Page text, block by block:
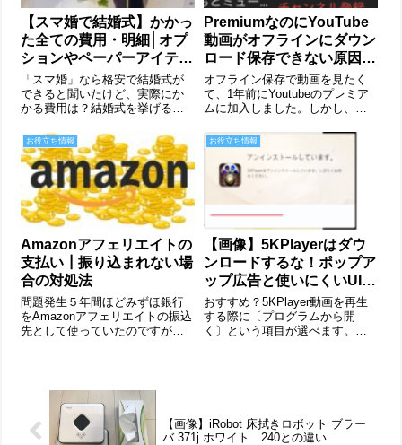
【スマ婚で結婚式】かかっ
た全ての費用・明細│オプ
ションやペーパーアイテ
ム、装花、演出など
「スマ婚」なら格安で結婚式が
できると聞いたけど、実際にか
かる費用は？結婚式を挙げるに
な部分です。ここでは、実際に
「スマ婚」で結婚式をした筆者
が最終的にいくら使ったのか全
ての費用や明細を公開します。
「スマ婚」がなぜ...
PremiumなのにYouTube
動画がオフラインにダウン
ロード保存できない原因と
解決方法
オフライン保存で動画を見たく
て、1年前にYoutubeのプレミア
ムに加入しました。しかし、
時があります。半年間いろいろ
試した結果、原因と解決方法が
わかったので紹介します。オフ
ライン保存できない原因長尺の
お役立ち情報
Amazonアフェリエイトの
支払い┃振り込まれない場
合の対処法
問題発生５年間ほどみずほ銀行
をAmazonアフェリエイトの振込
先として使っていたのですが、
年振り込まれなくなってしまい
ました。問い合わせ内容２点、
以下のよう...
お役立ち情報
【画像】5KPlayerはダウ
ンロードするな！ポップア
ップ広告と使いにくいUI、
アンインストール方法
おすすめ？5KPlayer動画を再生
する際に〔プログラムから開
く〕という項目が選べます。ど
ロー...
【画像】iRobot 床拭きロボット ブラー
バ 371j ホワイト 240との違い